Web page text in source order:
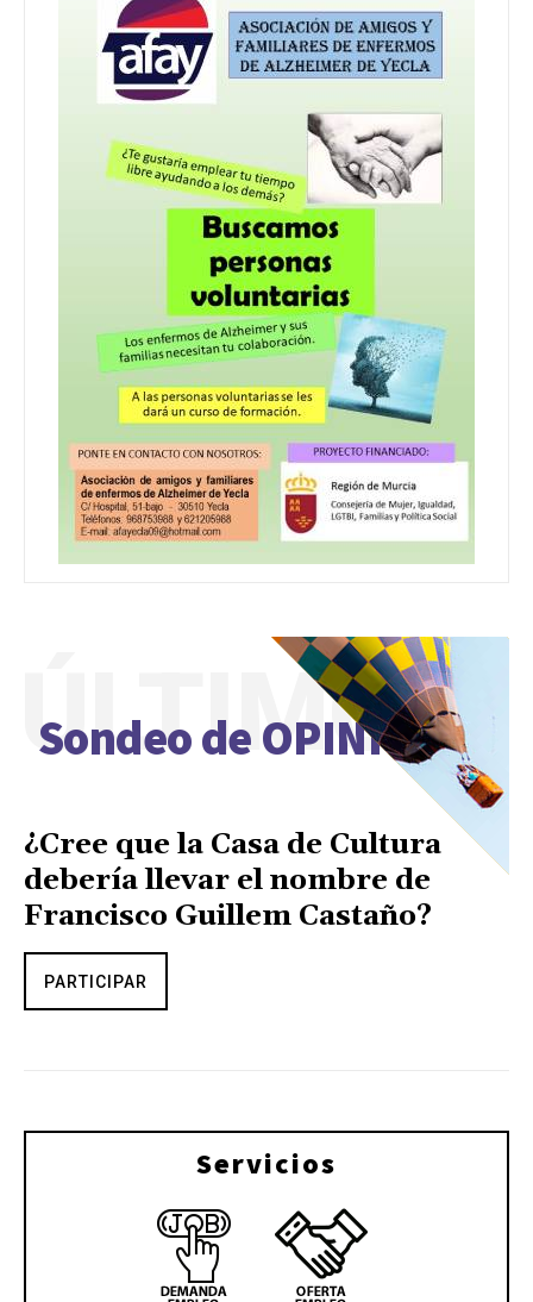
Sondeo de OPINIÓN
ÚLTIMO
¿Cree que la Casa de Cultura
debería llevar el nombre de
Francisco Guillem Castaño?
PARTICIPAR
Servicios